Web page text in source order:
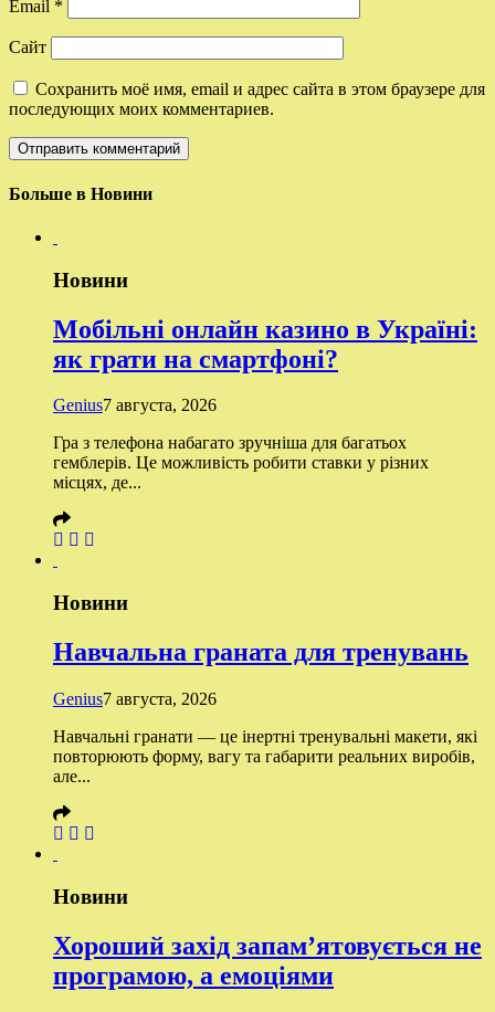
Email *
Сайт
Сохранить моё имя, email и адрес сайта в этом браузере для
последующих моих комментариев.
Больше в Новини
Новини
Мобільні онлайн казино в Україні:
як грати на смартфоні?
Genius7 августа, 2026
Гра з телефона набагато зручніша для багатьох
гемблерів. Це можливість робити ставки у різних
місцях, де...
Новини
Навчальна граната для тренувань
Genius7 августа, 2026
Навчальні гранати — це інертні тренувальні макети, які
повторюють форму, вагу та габарити реальних виробів,
але...
Новини
Хороший захід запам’ятовується не
програмою, а емоціями